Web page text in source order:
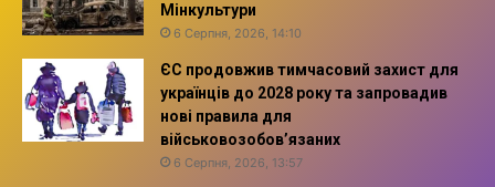
Мінкультури
6 Серпня, 2026, 14:10
ЄС продовжив тимчасовий захист для
українців до 2028 року та запровадив
нові правила для
військовозобов’язаних
6 Серпня, 2026, 13:57